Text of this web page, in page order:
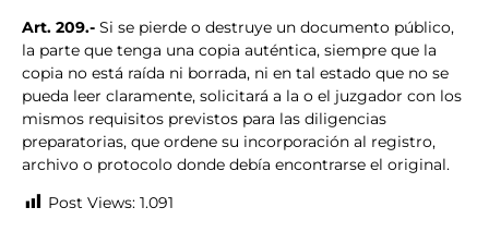
Art. 209.- Si se pierde o destruye un documento público,
la parte que tenga una copia auténtica, siempre que la
copia no está raída ni borrada, ni en tal estado que no se
pueda leer claramente, solicitará a la o el juzgador con los
mismos requisitos previstos para las diligencias
preparatorias, que ordene su incorporación al registro,
archivo o protocolo donde debía encontrarse el original.
Post Views: 1.091